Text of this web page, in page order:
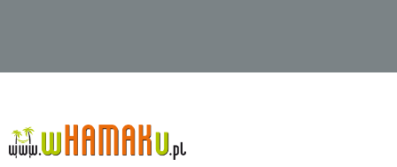
dockside
domo